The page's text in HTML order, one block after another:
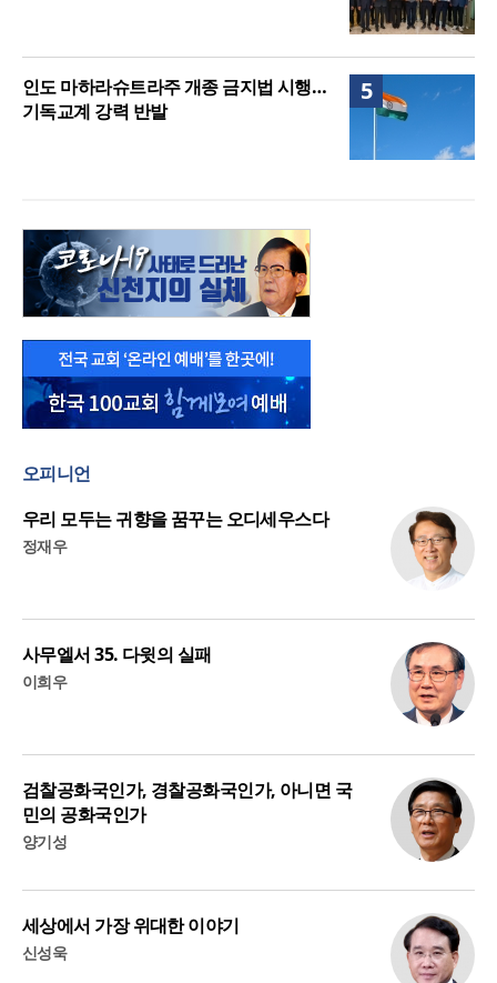
5
인도 마하라슈트라주 개종 금지법 시행…
기독교계 강력 반발
오피니언
우리 모두는 귀향을 꿈꾸는 오디세우스다
정재우
사무엘서 35. 다윗의 실패
이희우
검찰공화국인가, 경찰공화국인가, 아니면 국
민의 공화국인가
양기성
세상에서 가장 위대한 이야기
신성욱